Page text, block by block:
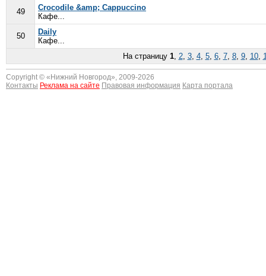
49
Crocodile &amp; Cappuccino
Кафе...
50
Daily
Кафе...
На страницу 1, 2, 3, 4, 5, 6, 7, 8, 9, 10,
Copyright © « Нижний Новгород», 2009-2026
Контакты Реклама на сайте Правовая информация Карта портала